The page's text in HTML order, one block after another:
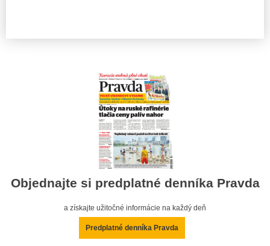
Objednajte si predplatné denníka Pravda
a získajte užitočné informácie na každý deň
Predplatné denníka Pravda